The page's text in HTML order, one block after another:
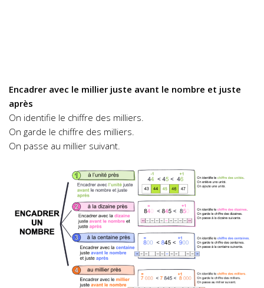
Encadrer avec le millier juste avant le nombre et juste
après
On identifie le chiffre des milliers.
On garde le chiffre des milliers.
On passe au millier suivant.